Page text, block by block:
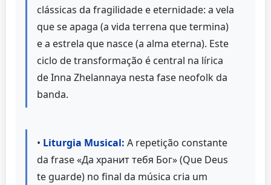
clássicas da fragilidade e eternidade: a vela
que se apaga (a vida terrena que termina)
e a estrela que nasce (a alma eterna). Este
ciclo de transformação é central na lírica
de Inna Zhelannaya nesta fase neofolk da
banda.
• Liturgia Musical: A repetição constante
da frase «Да хранит тебя Бог» (Que Deus
te guarde) no final da música cria um